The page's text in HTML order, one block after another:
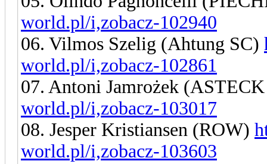
world.pl/i,zobacz-102940
06. Vilmos Szelig (Ahtung SC)
world.pl/i,zobacz-102861
07. Antoni Jamrożek
world.pl/i,zobacz-103017
08. Jesper Kristiansen (ROW)
world.pl/i,zobacz-103603